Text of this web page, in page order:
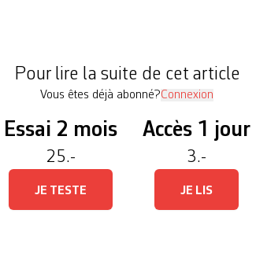
Pour lire la suite de cet article
Vous êtes déjà abonné?Connexion
Essai 2 mois
25.-
JE TESTE
Accès 1 jour
3.-
JE LIS